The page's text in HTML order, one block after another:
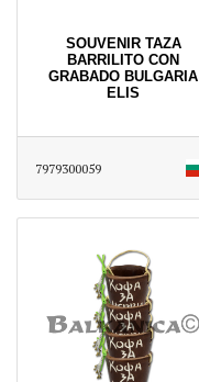
SOUVENIR TAZA
BARRILITO CON
GRABADO BULGARIA
ELIS
7979300059